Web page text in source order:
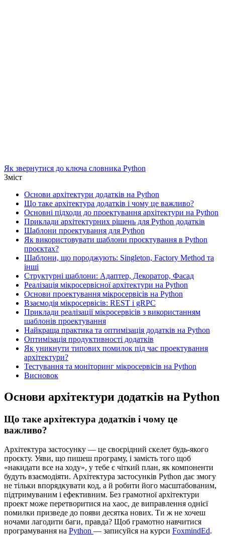
Як звернутися до ключа словника Python
Зміст
Основи архітектури додатків на Python
Що таке архітектура додатків і чому це важливо?
Основні підходи до проектування архітектури на Python
Приклади архітектурних рішень для Python додатків
Шаблони проектування для Python
Як використовувати шаблони проєктування в Python
проєктах?
Шаблони, що породжують: Singleton, Factory Method та
інші
Структурні шаблони: Адаптер, Декоратор, Фасад
Реалізація мікросервісної архітектури на Python
Основи проектування мікросервісів на Python
Взаємодія мікросервісів: REST і gRPC
Приклади реалізації мікросервісів з використанням
шаблонів проектування
Найкраща практика та оптимізація додатків на Python
Оптимізація продуктивності додатків
Як уникнути типових помилок під час проектування
архітектури?
Тестування та моніторинг мікросервісів на Python
Висновок
Основи архітектури додатків на Python
Що таке архітектура додатків і чому це
важливо?
Архітектура застосунку — це своєрідний скелет будь-якого
проєкту. Уяви, що пишеш програму, і замість того щоб
«накидати все на ходу», у тебе є чіткий план, як компоненти
будуть взаємодіяти. Архітектура застосунків Python дає змогу
не тільки впорядкувати код, а й робити його масштабованим,
підтримуваним і ефективним. Без грамотної архітектури
проект може перетворитися на хаос, де виправлення однієї
помилки призведе до появи десятка нових. Ти ж не хочеш
ночами лагодити баги, правда? Щоб грамотно навчитися
програмування на Python — записуйся на курси FoxmindEd.